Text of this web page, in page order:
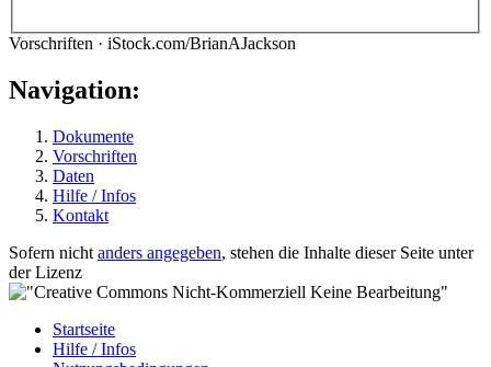
Vorschriften · iStock.com/BrianAJackson
Navigation:
Dokumente
Vorschriften
Daten
Hilfe / Infos
Kontakt
Sofern nicht anders angegeben, stehen die Inhalte dieser Seite unter
der Lizenz
Startseite
Hilfe / Infos